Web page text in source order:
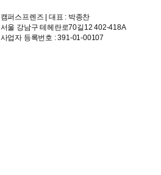
캠퍼스프렌즈 | 대표 : 박종찬
서울 강남구 테헤란로70길12 402-418A
사업자 등록번호 : 391-01-00107